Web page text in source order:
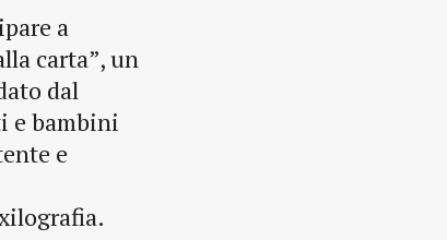
a
carta”, un
dal
e bambini
e